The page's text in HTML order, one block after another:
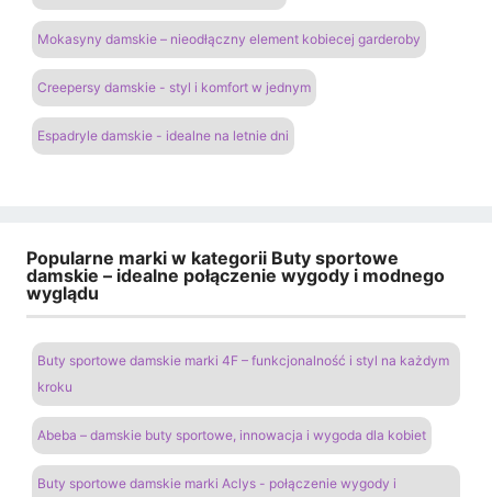
Mokasyny damskie – nieodłączny element kobiecej garderoby
Creepersy damskie - styl i komfort w jednym
Espadryle damskie - idealne na letnie dni
Popularne marki w kategorii Buty sportowe
damskie – idealne połączenie wygody i modnego
wyglądu
Buty sportowe damskie marki 4F – funkcjonalność i styl na każdym
kroku
Abeba – damskie buty sportowe, innowacja i wygoda dla kobiet
Buty sportowe damskie marki Aclys - połączenie wygody i